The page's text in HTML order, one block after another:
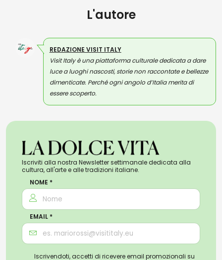
L'autore
REDAZIONE VISIT ITALY
Visit Italy è una piattaforma culturale dedicata a dare
luce a luoghi nascosti, storie non raccontate e bellezze
dimenticate. Perché ogni angolo d’Italia merita di
essere scoperto.
Iscriviti alla nostra Newsletter settimanale dedicata alla
cultura, all'arte e alle tradizioni italiane.
NOME *
EMAIL *
Iscrivendoti, accetti di ricevere email promozionali su